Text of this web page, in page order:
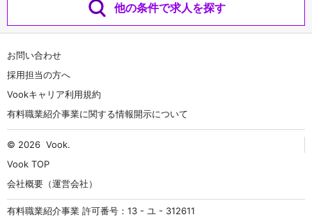
他の条件で求人を探す
お問い合わせ
採用担当の方へ
Vookキャリア利用規約
有料職業紹介事業に関する情報開示について
© 2026 Vook.
Vook TOP
会社概要（運営会社）
有料職業紹介事業 許可番号：13 - ユ - 312611